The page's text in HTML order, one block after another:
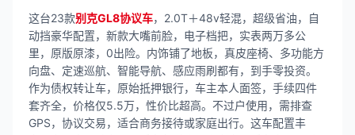
这台23款别克GL8协议车，2.0T＋48v轻混，超级省油，自
动挡豪华配置，新款大嘴前脸，电子档把，实表两万多公
里，原版原漆，0出险。内饰铺了地板，真皮座椅、多功能方
向盘、定速巡航、智能导航、感应雨刷都有，到手零投资。
作为债权转让车，原始抵押银行，车主本人面签，手续四件
套齐全，价格仅5.5万，性价比超高。不过户使用，需排查
GPS，协议交易，适合商务接待或家庭出行。这车配置丰